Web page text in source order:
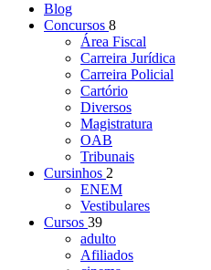
Blog
Concursos 8
Área Fiscal
Carreira Jurídica
Carreira Policial
Cartório
Diversos
Magistratura
OAB
Tribunais
Cursinhos 2
ENEM
Vestibulares
Cursos 39
adulto
Afiliados